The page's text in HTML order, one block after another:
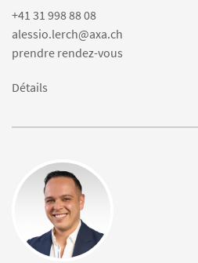
+41 31 998 88 08
alessio.lerch@axa.ch
prendre rendez-vous
Détails